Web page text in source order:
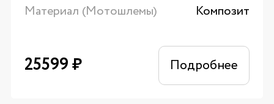
Материал (Мотошлемы)
Композит
25599₽ Подробнее